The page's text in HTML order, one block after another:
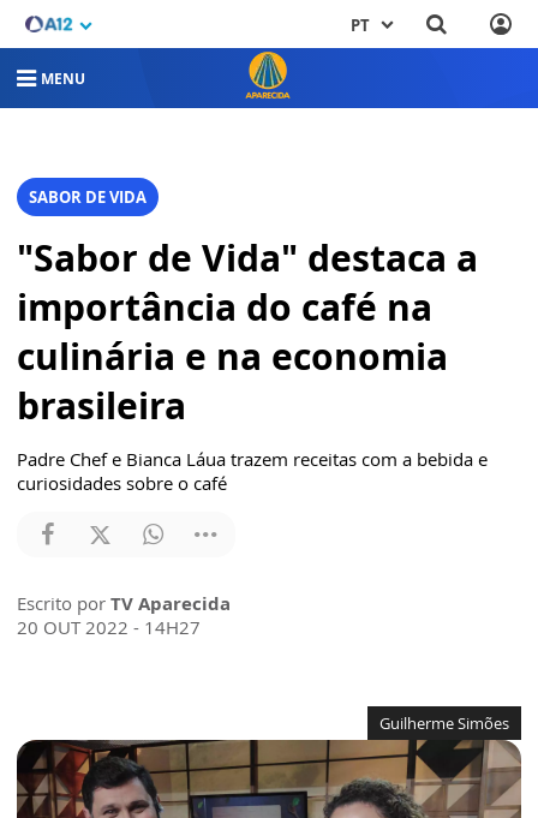
PT
MENU
SABOR DE VIDA
"Sabor de Vida" destaca a
importância do café na
culinária e na economia
brasileira
Padre Chef e Bianca Láua trazem receitas com a bebida e
curiosidades sobre o café
Escrito por TV Aparecida
20 OUT 2022 - 14H27
Guilherme Simões